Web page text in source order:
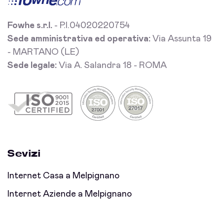
Fowhe s.r.l. - P.I.04020220754
Sede amministrativa ed operativa: Via Assunta 19
- MARTANO (LE)
Sede legale: Via A. Salandra 18 - ROMA
Sevizi
Internet Casa a Melpignano
Internet Aziende a Melpignano